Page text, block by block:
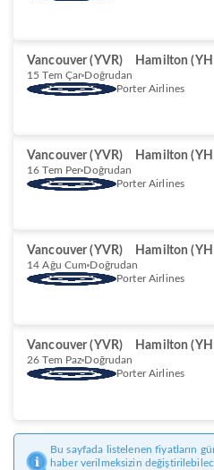
Vancouver (YVR) Hamilton
15 Tem Çar Doğrudan
Porter Airlines
Vancouver (YVR) Hamilton
16 Tem Per Doğrudan
Porter Airlines
Vancouver (YVR) Hamilton
14 Ağu Cum Doğrudan
Porter Airlines
Vancouver (YVR) Hamilton
26 Tem Paz Doğrudan
Porter Airlines
Bu sayfada listelenen fiyatların
haber verilmeksizin